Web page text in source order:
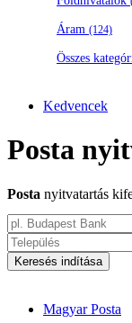
Áram (124)
Összes
Kedvencek
Posta
Posta nyitvatartás
Keresés indítása
Magyar Posta